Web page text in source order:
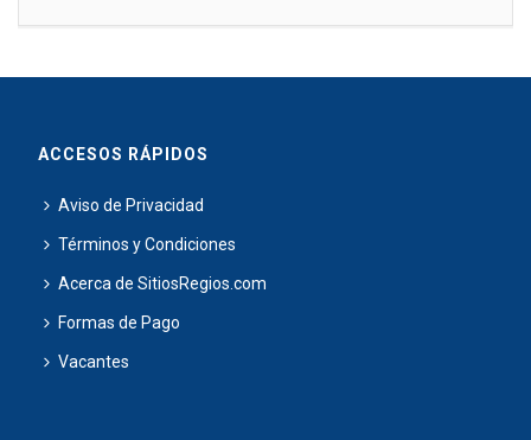
ACCESOS RÁPIDOS
Aviso de Privacidad
Términos y Condiciones
Acerca de SitiosRegios.com
Formas de Pago
Vacantes